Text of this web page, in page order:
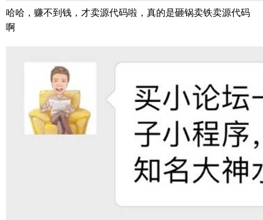
哈哈，赚不到钱，才卖源代码啦，真的是砸锅卖铁卖源代码
啊